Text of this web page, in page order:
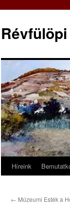
tartalomba
Híreink
← Múzeumi Esték a